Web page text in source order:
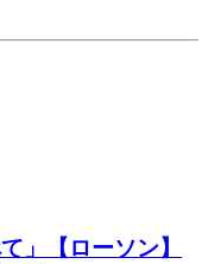
」【ローソン】